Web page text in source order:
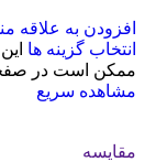
افزودن به علاقه
انتخاب گزینه ها
ممکن است در
مشاهده سریع
مقایسه